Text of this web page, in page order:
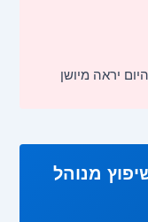
יראה מיושן
מנוהל